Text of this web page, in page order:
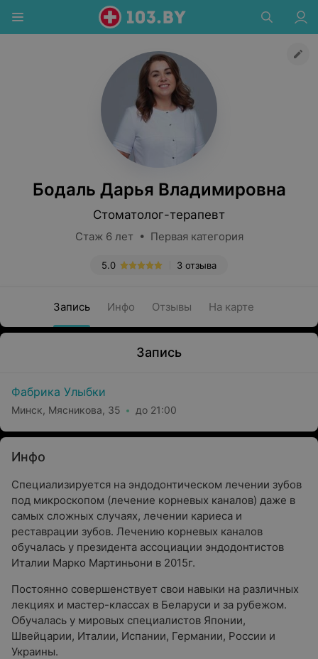
Бодаль Дарья Владимировна
Стоматолог-терапевт
Стаж 6 лет • Первая категория
3 отзыва
5.0
Запись Инфо Отзывы На карте
Запись
Фабрика Улыбки
Минск, Мясникова, 35 до 21:00
Инфо
Специализируется на эндодонтическом лечении зубов
под микроскопом (лечение корневых каналов) даже в
самых сложных случаях, лечении кариеса и
реставрации зубов. Лечению корневых каналов
обучалась у президента ассоциации эндодонтистов
Италии Марко Мартиньони в 2015г.
Постоянно совершенствует свои навыки на различных
лекциях и мастер-классах в Беларуси и за рубежом.
Обучалась у мировых специалистов Японии,
Швейцарии, Италии, Испании, Германии, России и
Украины.